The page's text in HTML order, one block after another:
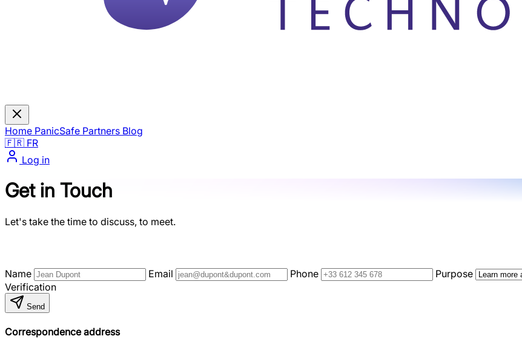
Home PanicSafe Partners Blog
🇫🇷 FR
Log in
Get in Touch
Let's take the time to discuss, to meet.
Name Email Phone Purpose
Verification
Send
Correspondence address